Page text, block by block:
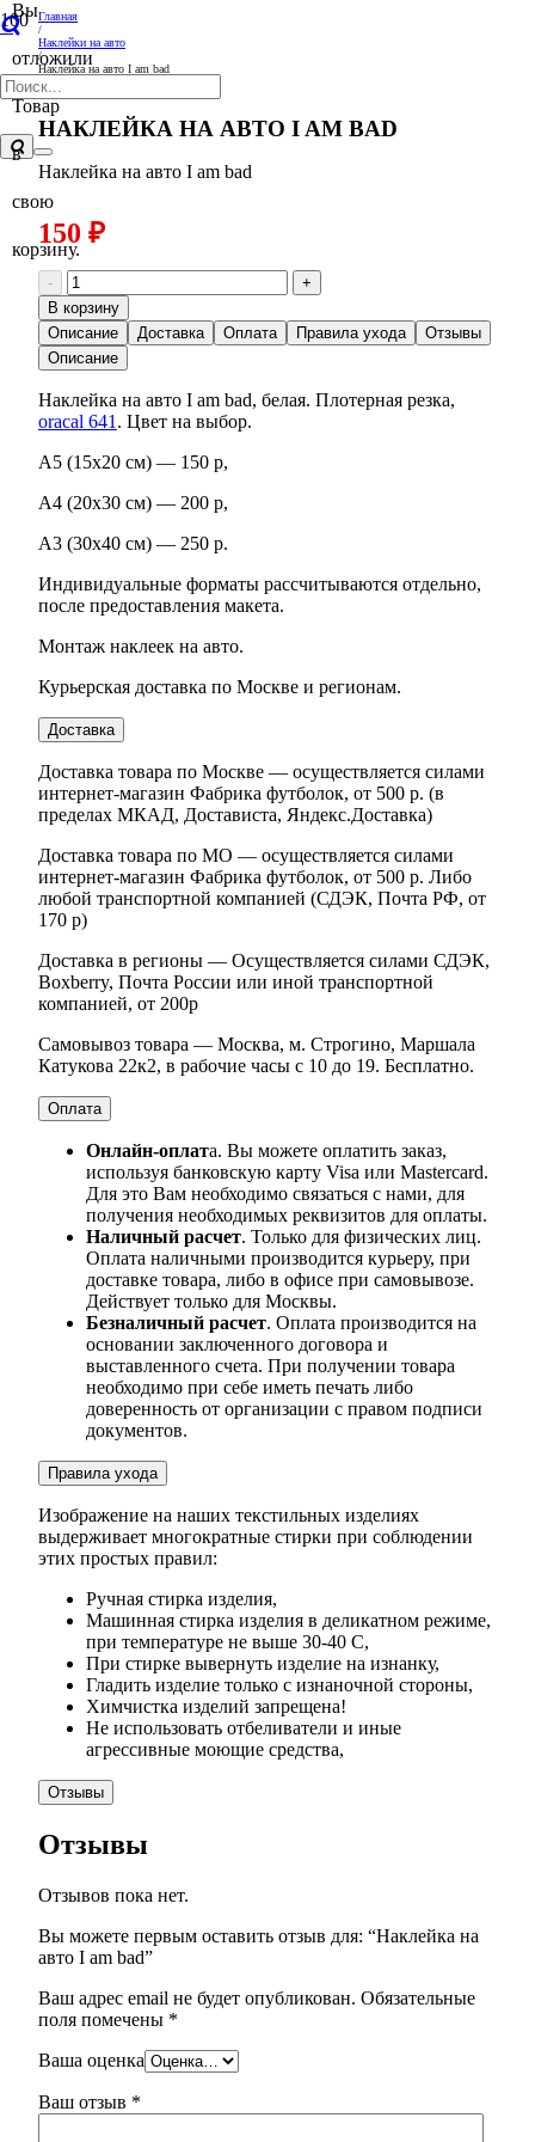
Вы
отложили
Товар
в
свою
корзину.
Главная
/
Наклейки на авто
/
Наклейка на авто I am bad
НАКЛЕЙКА НА АВТО I AM BAD
Наклейка на авто I am bad
150 ₽
Количество
товара
Наклейка
на
авто
am
bad
В корзину
Описание
Доставка Оплата Правила ухода
Отзывы
Описание
Наклейка на авто I am bad, белая. Плотерная резка,
oracal 641 . Цвет на выбор.
А5 (15х20 см) — 150 р,
А4 (20х30 см) — 200 р,
А3 (30х40 см) — 250 р.
Индивидуальные форматы рассчитываются отдельно,
после предоставления макета.
Монтаж наклеек на авто.
Курьерская доставка по Москве и регионам.
Доставка
Доставка товара по Москве — осуществляется силами
интернет-магазин Фабрика футболок, от 500 р. (в
пределах МКАД, Достависта, Яндекс.Доставка)
Доставка товара по МО — осуществляется силами
интернет-магазин Фабрика футболок, от 500 р. Либо
любой транспортной компанией (СДЭК, Почта РФ, от
170 р)
Доставка в регионы — Осуществляется силами СДЭК,
Boxberry, Почта России или иной транспортной
компанией, от 200р
Самовывоз товара — Москва, м. Строгино, Маршала
Катукова 22к2, в рабочие часы с 10 до 19. Бесплатно.
Оплата
Онлайн-оплата. Вы можете оплатить заказ,
используя банковскую карту Visa или Mastercard.
Для это Вам необходимо связаться с нами, для
получения необходимых реквизитов для оплаты.
Наличный расчет. Только для физических лиц.
Оплата наличными производится курьеру, при
доставке товара, либо в офисе при самовывозе.
Действует только для Москвы.
Безналичный расчет. Оплата производится на
основании заключенного договора и
выставленного счета. При получении товара
необходимо при себе иметь печать либо
доверенность от организации с правом подписи
документов.
Правила ухода
Изображение на наших текстильных изделиях
выдерживает многократные стирки при соблюдении
этих простых правил:
Ручная стирка изделия,
Машинная стирка изделия в деликатном режиме,
при температуре не выше 30-40 С,
При стирке вывернуть изделие на изнанку,
Гладить изделие только с изнаночной стороны,
Химчистка изделий запрещена!
Не использовать отбеливатели и иные
агрессивные моющие средства,
Отзывы
Отзывы
Отзывов пока нет.
Вы можете первым оставить отзыв для: “Наклейка на
авто I am bad”
Ваш адрес email не будет опубликован. Обязательные
поля помечены *
Ваша оценка
Ваш отзыв *